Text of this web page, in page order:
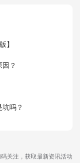
】
？
吗？
关注，获取最新资讯活动